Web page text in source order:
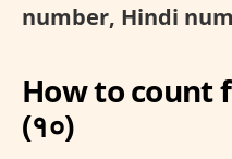
number, Hindi
How to count
(१०)